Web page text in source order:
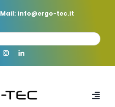
Mail: info@ergo-tec.it